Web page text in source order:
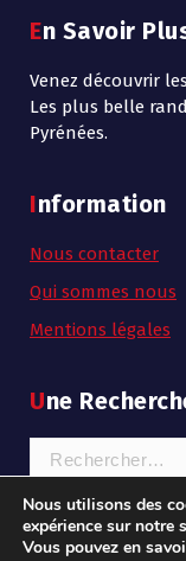
En Savoir
Venez découvrir
Les plus belle
Pyrénées.
Information
Nous contacter
Qui sommes nous
Mentions légales
Une
Rechercher :
Nous utilisons des
expérience sur notre
Vous pouvez en